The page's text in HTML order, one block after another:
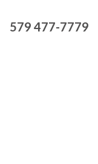
579 477-7779